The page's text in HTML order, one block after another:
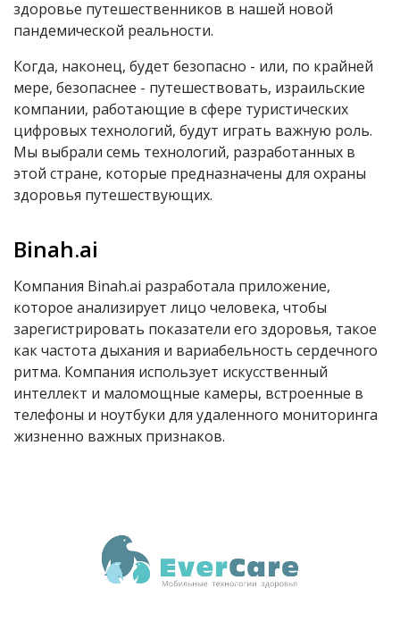
здоровье путешественников в нашей новой
пандемической реальности.
Когда, наконец, будет безопасно - или, по крайней
мере, безопаснее - путешествовать, израильские
компании, работающие в сфере туристических
цифровых технологий, будут играть важную роль.
Мы выбрали семь технологий, разработанных в
этой стране, которые предназначены для охраны
здоровья путешествующих.
Binah.ai
Компания Binah.ai разработала приложение,
которое анализирует лицо человека, чтобы
зарегистрировать показатели его здоровья, такое
как частота дыхания и вариабельность сердечного
ритма. Компания использует искусственный
интеллект и маломощные камеры, встроенные в
телефоны и ноутбуки для удаленного мониторинга
жизненно важных признаков.